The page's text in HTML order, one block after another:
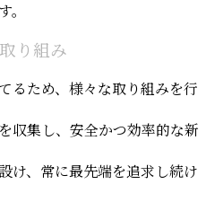
。
り組み
るため、様々な取り組みを行
収集し、安全かつ効率的な新
け、常に最先端を追求し続け